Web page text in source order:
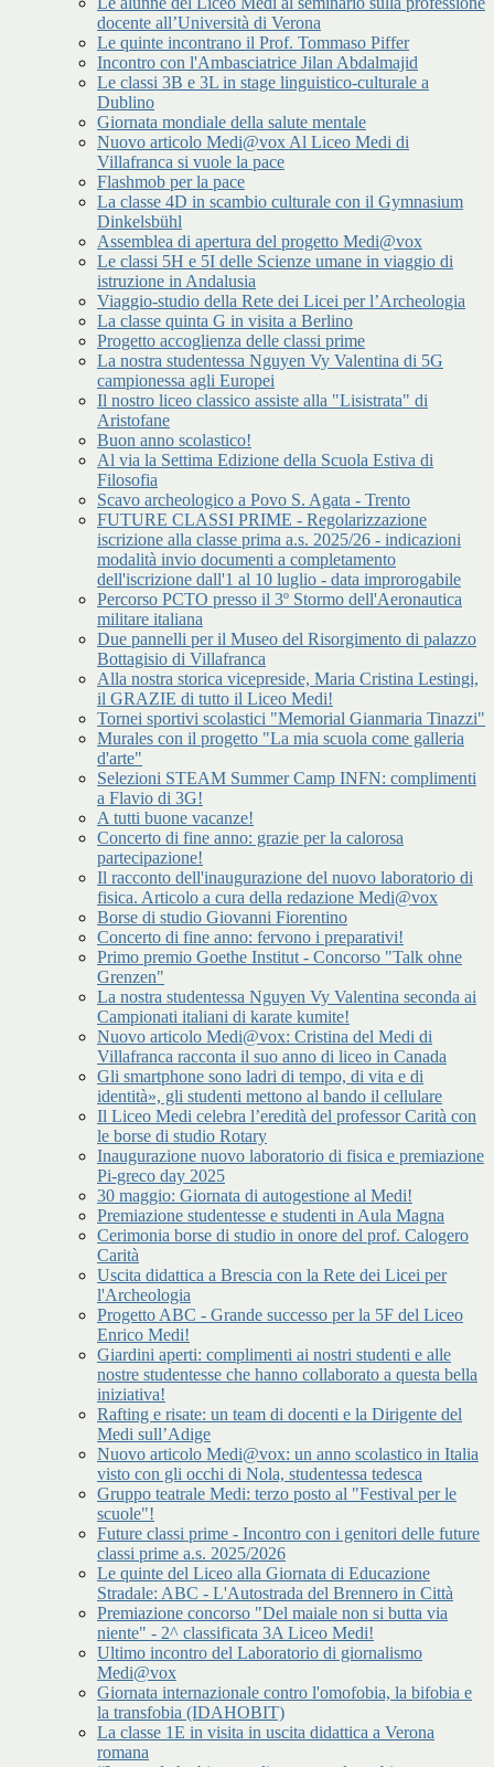
docente all’Università di Verona
Le quinte incontrano il Prof. Tommaso Piffer
Incontro con l'Ambasciatrice Jilan Abdalmajid
Le classi 3B e 3L in stage linguistico-culturale a
Dublino
Giornata mondiale della salute mentale
Nuovo articolo Medi@vox Al Liceo Medi di
Villafranca si vuole la pace
Flashmob per la pace
La classe 4D in scambio culturale con il Gymnasium
Dinkelsbühl
Assemblea di apertura del progetto Medi@vox
Le classi 5H e 5I delle Scienze umane in viaggio di
istruzione in Andalusia
Viaggio-studio della Rete dei Licei per l’Archeologia
La classe quinta G in visita a Berlino
Progetto accoglienza delle classi prime
La nostra studentessa Nguyen Vy Valentina di 5G
campionessa agli Europei
Il nostro liceo classico assiste alla "Lisistrata" di
Aristofane
Buon anno scolastico!
Al via la Settima Edizione della Scuola Estiva di
Filosofia
Scavo archeologico a Povo S. Agata - Trento
FUTURE CLASSI PRIME - Regolarizzazione
iscrizione alla classe prima a.s. 2025/26 - indicazioni
modalità invio documenti a completamento
dell'iscrizione dall'1 al 10 luglio - data improrogabile
Percorso PCTO presso il 3º Stormo dell'Aeronautica
militare italiana
Due pannelli per il Museo del Risorgimento di palazzo
Bottagisio di Villafranca
Alla nostra storica vicepreside, Maria Cristina Lestingi,
il GRAZIE di tutto il Liceo Medi!
Tornei sportivi scolastici "Memorial Gianmaria Tinazzi"
Murales con il progetto "La mia scuola come galleria
d'arte"
Selezioni STEAM Summer Camp INFN: complimenti
a Flavio di 3G!
A tutti buone vacanze!
Concerto di fine anno: grazie per la calorosa
partecipazione!
Il racconto dell'inaugurazione del nuovo laboratorio di
fisica. Articolo a cura della redazione Medi@vox
Borse di studio Giovanni Fiorentino
Concerto di fine anno: fervono i preparativi!
Primo premio Goethe Institut - Concorso "Talk ohne
Grenzen"
La nostra studentessa Nguyen Vy Valentina seconda ai
Campionati italiani di karate kumite!
Nuovo articolo Medi@vox: Cristina del Medi di
Villafranca racconta il suo anno di liceo in Canada
Gli smartphone sono ladri di tempo, di vita e di
identità», gli studenti mettono al bando il cellulare
Il Liceo Medi celebra l’eredità del professor Carità con
le borse di studio Rotary
Inaugurazione nuovo laboratorio di fisica e premiazione
Pi-greco day 2025
30 maggio: Giornata di autogestione al Medi!
Premiazione studentesse e studenti in Aula Magna
Cerimonia borse di studio in onore del prof. Calogero
Carità
Uscita didattica a Brescia con la Rete dei Licei per
l'Archeologia
Progetto ABC - Grande successo per la 5F del Liceo
Enrico Medi!
Giardini aperti: complimenti ai nostri studenti e alle
nostre studentesse che hanno collaborato a questa bella
iniziativa!
Rafting e risate: un team di docenti e la Dirigente del
Medi sull’Adige
Nuovo articolo Medi@vox: un anno scolastico in Italia
visto con gli occhi di Nola, studentessa tedesca
Gruppo teatrale Medi: terzo posto al "Festival per le
scuole"!
Future classi prime - Incontro con i genitori delle future
classi prime a.s. 2025/2026
Le quinte del Liceo alla Giornata di Educazione
Stradale: ABC - L'Autostrada del Brennero in Città
Premiazione concorso "Del maiale non si butta via
niente" - 2^ classificata 3A Liceo Medi!
Ultimo incontro del Laboratorio di giornalismo
Medi@vox
Giornata internazionale contro l'omofobia, la bifobia e
la transfobia (IDAHOBIT)
La classe 1E in visita in uscita didattica a Verona
romana